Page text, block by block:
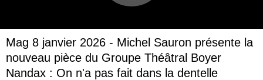
Mag 8 janvier 2026 - Michel Sauron présente la
nouveau pièce du Groupe Théâtral Boyer
Nandax : On n'a pas fait dans la dentelle